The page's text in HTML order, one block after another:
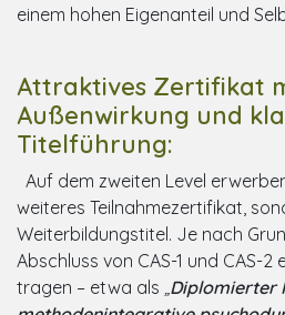
einem hohen Eigenanteil und
Attraktives Zertifikat
Außenwirkung und
Titelführung:
Auf dem zweiten Level
weiteres Teilnahmezertifikat,
Weiterbildungstitel. Je nach
Abschluss von CAS-1 und CAS-
tragen – etwa als Diplomierter